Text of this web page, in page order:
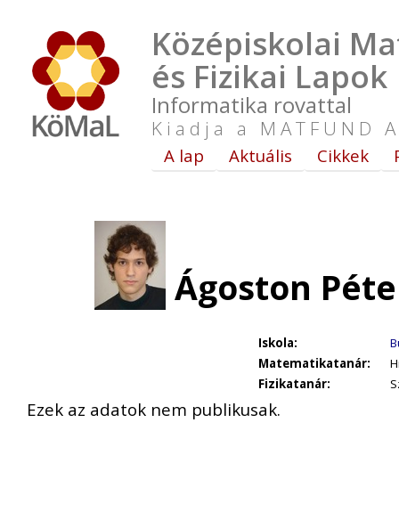
Középiskolai
és Fizikai Lapok
Informatika rovattal
Kiadja a MATFUND
A lap Aktuális Cikkek
Ágoston
Iskola:
Matematikatanár:
Fizikatanár:
Ezek az adatok nem publikusak.